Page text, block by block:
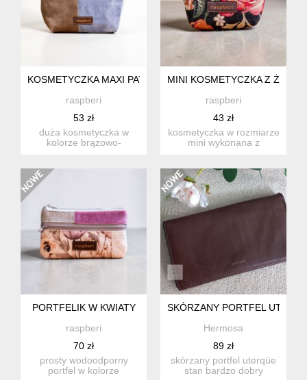
KOSMETYCZKA MAXI PATCHWORK
raspberi
53 zł
duża kosmetyczka w
kolorze brązowo-
MINI KOSMETYCZKA Z
raspberi
43 zł
kosmetyczka w rozmiarze
mini wykonana z
PORTFELIK W KWIATY
raspberi
70 zł
prosty wodoodporny
portfel w kolorze
SKÓRZANY PORTFEL
Hermosa
89 zł
skórzany portfel uterqüe
stan bardzo dobry